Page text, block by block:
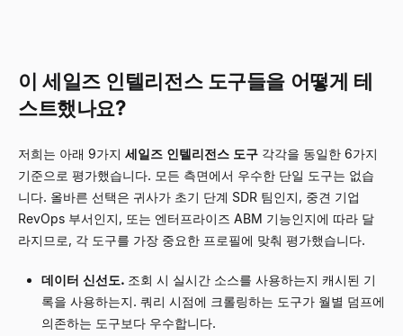
이 세일즈 인텔리전스 도구들을 어떻게 테
스트했나요?
저희는 아래 9가지 세일즈 인텔리전스 도구 각각을 동일한 6가지
기준으로 평가했습니다. 모든 측면에서 우수한 단일 도구는 없습
니다. 올바른 선택은 귀사가 초기 단계 SDR 팀인지, 중견 기업
RevOps 부서인지, 또는 엔터프라이즈 ABM 기능인지에 따라 달
라지므로, 각 도구를 가장 중요한 프로필에 맞춰 평가했습니다.
데이터 신선도. 조회 시 실시간 소스를 사용하는지 캐시된 기
록을 사용하는지. 쿼리 시점에 크롤링하는 도구가 월별 덤프에
의존하는 도구보다 우수합니다.